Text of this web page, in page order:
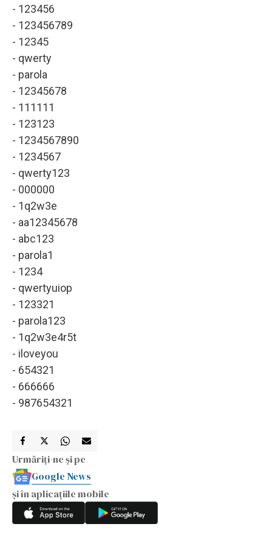
- 123456
- 123456789
- 12345
- qwerty
- parola
- 12345678
- 111111
- 123123
- 1234567890
- 1234567
- qwerty123
- 000000
- 1q2w3e
- aa12345678
- abc123
- parola1
- 1234
- qwertyuiop
- 123321
- parola123
- 1q2w3e4r5t
- iloveyou
- 654321
- 666666
- 987654321
Urmăriți-ne și pe
Google News
și în aplicațiile mobile